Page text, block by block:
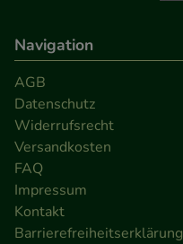
Navigation
AGB
Datenschutz
Widerrufsrecht
Versandkosten
FAQ
Impressum
Kontakt
Barrierefreiheitserklärung